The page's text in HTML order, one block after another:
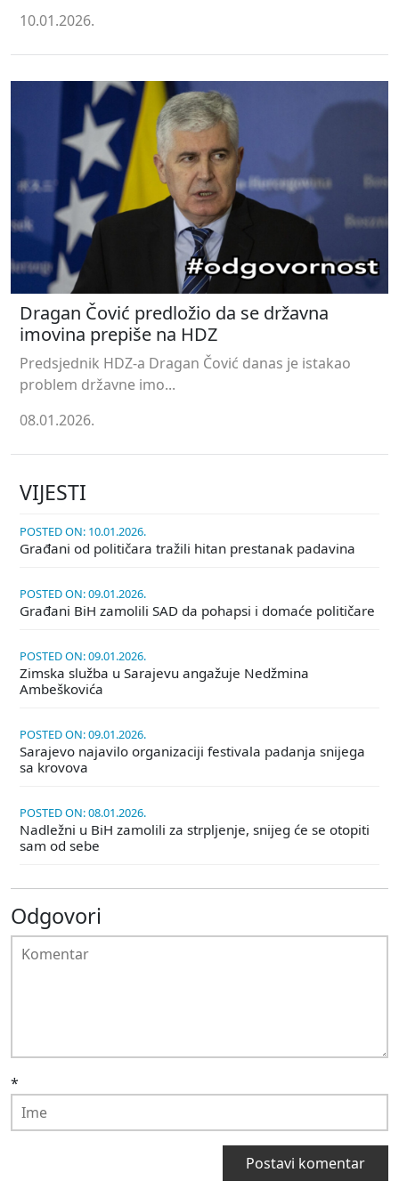
10.01.2026.
Dragan Čović predložio da se državna
imovina prepiše na HDZ
Predsjednik HDZ-a Dragan Čović danas je istakao
problem državne imo...
08.01.2026.
VIJESTI
POSTED ON: 10.01.2026.
Građani od političara tražili hitan prestanak padavina
POSTED ON: 09.01.2026.
Građani BiH zamolili SAD da pohapsi i domaće političare
POSTED ON: 09.01.2026.
Zimska služba u Sarajevu angažuje Nedžmina
Ambeškovića
POSTED ON: 09.01.2026.
Sarajevo najavilo organizaciji festivala padanja snijega
sa krovova
POSTED ON: 08.01.2026.
Nadležni u BiH zamolili za strpljenje, snijeg će se otopiti
sam od sebe
Odgovori
*